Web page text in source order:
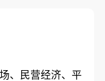
、民营经济、平